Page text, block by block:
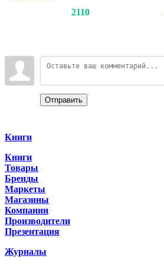
2110
Отправить
Книги
Книги
Товары
Бренды
Маркеты
Магазины
Компании
Производители
Презентация
Журналы